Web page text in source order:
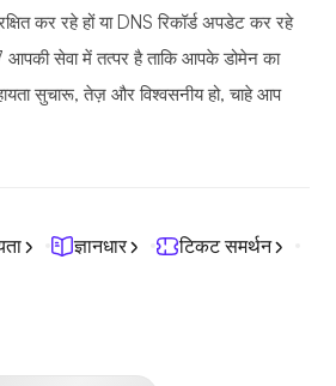
कर रहे हों या DNS रिकॉर्ड अपडेट कर रहे
7 आपकी सेवा में तत्पर है ताकि आपके डोमेन का
सुचारू, तेज़ और विश्वसनीय हो, चाहे आप
ज्ञानधार
टिकट समर्थन